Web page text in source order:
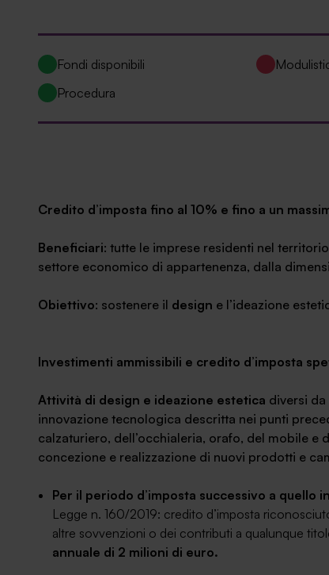
Fondi disponibili
Procedura
Credito d’imposta fino al 10% e fino a un
Beneficiari: tutte le imprese residenti nel
settore economico di appartenenza, dalla
Obiettivo: sostenere il design e l’ideazione
Investimenti ammissibili e credito d’imposta
Attività di design e ideazione estetica diversi
innovazione tecnologica descritta nei punti
calzaturiero, dell’occhialeria, orafo, del mobile e
concezione e realizzazione di nuovi prodotti e
Per il periodo d’imposta successivo a quello
Legge n. 160/2019: credito d’imposta
altre sovvenzioni o dei contributi a qualunque
annuale di 2 milioni di euro.